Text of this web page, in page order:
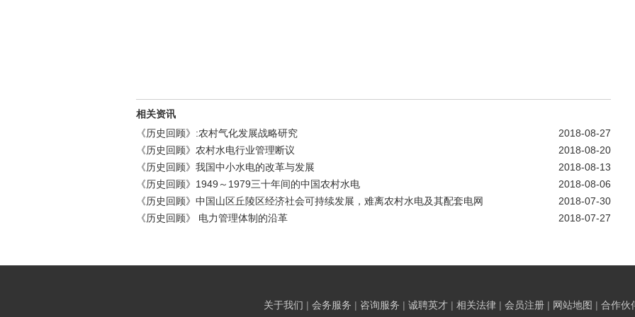
相关资讯
2018-08-27
《历史回顾》:农村气化发展战略研究
2018-08-20
《历史回顾》农村水电行业管理断议
2018-08-13
《历史回顾》我国中小水电的改革与发展
2018-08-06
《历史回顾》1949～1979三十年间的中国农村水电
2018-07-30
《历史回顾》中国山区丘陵区经济社会可持续发展，难离农村水电及其配套电网
2018-07-27
《历史回顾》 电力管理体制的沿革
关于我们 | 会务服务 | 咨询服务 | 诚聘英才 | 相关法律 | 会员注册 | 网站地图 | 合作伙